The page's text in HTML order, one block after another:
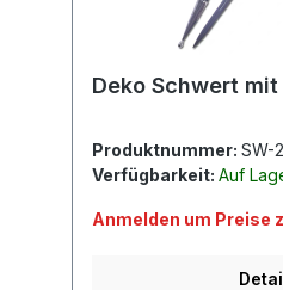
Deko Schwert mit
Produktnummer: SW-
Verfügbarkeit: Auf
Anmelden um Preise